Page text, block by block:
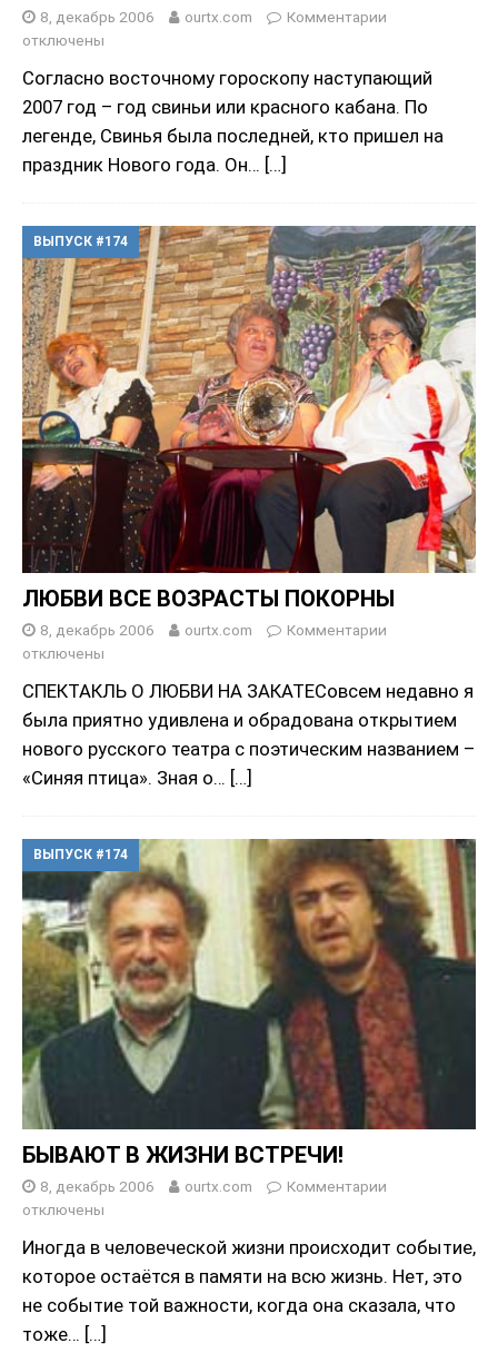
8, декабрь 2006 ourtx.com
Комментарии
отключены
Cогласно восточному гороскопу наступающий
2007 год – год свиньи или красного кабана. По
легенде, Свинья была последней, кто пришел на
праздник Нового года. Он… […]
ВЫПУСК #174
ЛЮБВИ ВСЕ ВОЗРАСТЫ ПОКОРНЫ
8, декабрь 2006 ourtx.com
Комментарии
отключены
СПЕКТАКЛЬ О ЛЮБВИ НА ЗАКАТЕСовсем недавно я
была приятно удивлена и обрадована открытием
нового русского театра с поэтическим названием –
«Синяя птица». Зная о… […]
ВЫПУСК #174
БЫВАЮТ В ЖИЗНИ ВСТРЕЧИ!
8, декабрь 2006 ourtx.com
Комментарии
отключены
Иногда в человеческой жизни происходит событие,
которое остаётся в памяти на всю жизнь. Нет, это
не событие той важности, когда она сказала, что
тоже… […]